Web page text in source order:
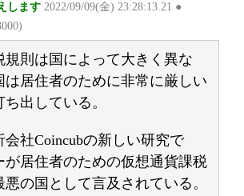
します 2022/09/09(金) 23:28:13.21 ●
規則は国によって大きく異な
は居住者のために非常に厳しい
出している。
社Coincubの新しい研究で
が居住者のための仮想通貨課税
の国として言及されている。